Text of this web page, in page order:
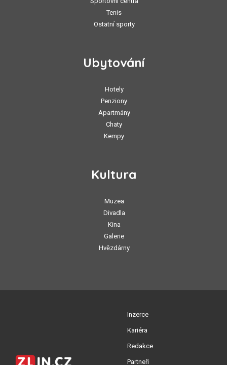
Tenis
Ostatní sporty
Ubytování
Hotely
Penziony
Apartmány
Chaty
Kempy
Kultura
Muzea
Divadla
Kina
Galerie
Hvězdárny
Inzerce
Kariéra
Redakce
Partneři